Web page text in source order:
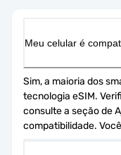
Meu celular é
Sim, a maioria dos
tecnologia eSIM.
consulte a seção de
compatibilidade.